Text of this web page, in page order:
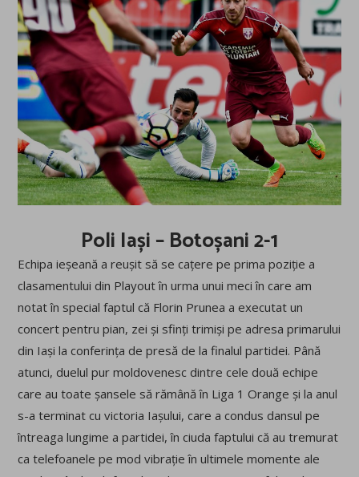
Poli Iași – Botoșani 2-1
Echipa ieșeană a reușit să se cațere pe prima poziție a
clasamentului din Playout în urma unui meci în care am
notat în special faptul că Florin Prunea a executat un
concert pentru pian, zei și sfinți trimiși pe adresa primarului
din Iași la conferința de presă de la finalul partidei. Până
atunci, duelul pur moldovenesc dintre cele două echipe
care au toate șansele să rămână în Liga 1 Orange și la anul
s-a terminat cu victoria Iașului, care a condus dansul pe
întreaga lungime a partidei, în ciuda faptului că au tremurat
ca telefoanele pe mod vibrație în ultimele momente ale